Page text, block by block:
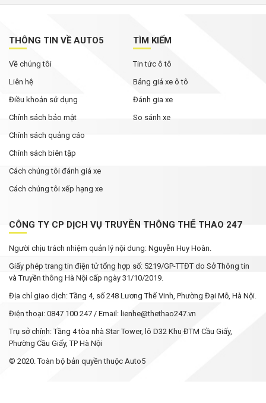
THÔNG TIN VỀ AUTO5
Về chúng tôi
Liên hệ
Điều khoản sử dụng
Chính sách bảo mật
Chính sách quảng cáo
Chính sách biên tập
Cách chúng tôi đánh giá xe
Cách chúng tôi xếp hạng xe
TÌM KIẾM
Tin tức ô tô
Bảng giá xe ô tô
Đánh gia xe
So sánh xe
CÔNG TY CP DỊCH VỤ TRUYỀN THÔNG THỂ THAO 247
Người chịu trách nhiệm quản lý nội dung: Nguyễn Huy Hoàn.
Giấy phép trang tin điện tử tổng hợp số: 5219/GP-TTĐT do Sở Thông tin
và Truyền thông Hà Nội cấp ngày 31/10/2019.
Địa chỉ giao dịch: Tầng 4, số 248 Lương Thế Vinh, Phường Đại Mỗ, Hà Nội.
Điện thoại: 0847 100 247 / Email: lienhe@thethao247.vn
Trụ sở chính: Tầng 4 tòa nhà Star Tower, lô D32 Khu ĐTM Cầu Giấy,
Phường Cầu Giấy, TP Hà Nội
© 2020. Toàn bộ bản quyền thuộc Auto5